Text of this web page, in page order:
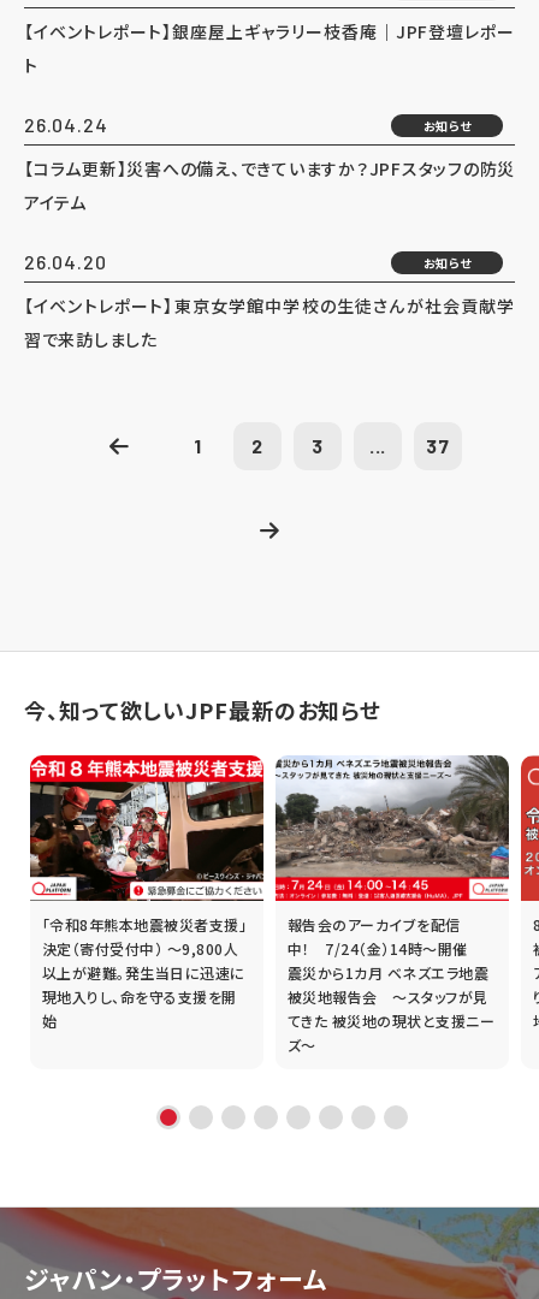
【イベントレポート】銀座屋上ギャラリー枝香庵｜JPF登壇レポー
ト
26.04.24 お知らせ
【コラム更新】災害への備え、できていますか？JPFスタッフの防災
アイテム
26.04.20 お知らせ
【イベントレポート】東京女学館中学校の生徒さんが社会貢献学
習で来訪しました
1 2 3 ... 37
今、知って欲しいJPF最新のお知らせ
「令和8年熊本地震被災者支援」
決定（寄付受付中） ～9,800人
以上が避難。発生当日に迅速に
現地入りし、命を守る支援を開
始
報告会のアーカイブを配信
中！ 7/24（金）14時～開催
震災から1カ月 ベネズエラ地震
被災地報告会 ～スタッフが見
てきた 被災地の現状と支援ニー
ズ～
ジャパン・プラットフォーム